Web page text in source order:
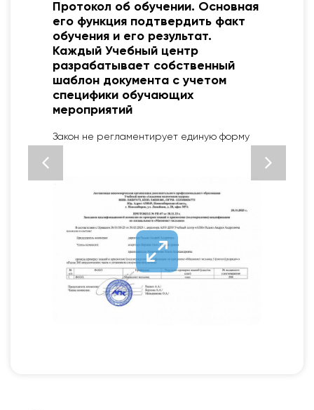
Протокол об обучении. Основная
его функция подтвердить факт
обучения и его результат.
Каждый Учебный центр
разрабатывает собственный
шаблон документа с учетом
специфики обучающих
мероприятий
Закон не регламентирует единую форму